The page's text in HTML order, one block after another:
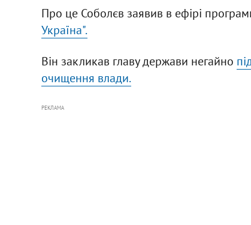
Про це Соболєв заявив в ефірі
Україна".
Він закликав главу держави негайно
очищення влади.
РЕКЛАМА